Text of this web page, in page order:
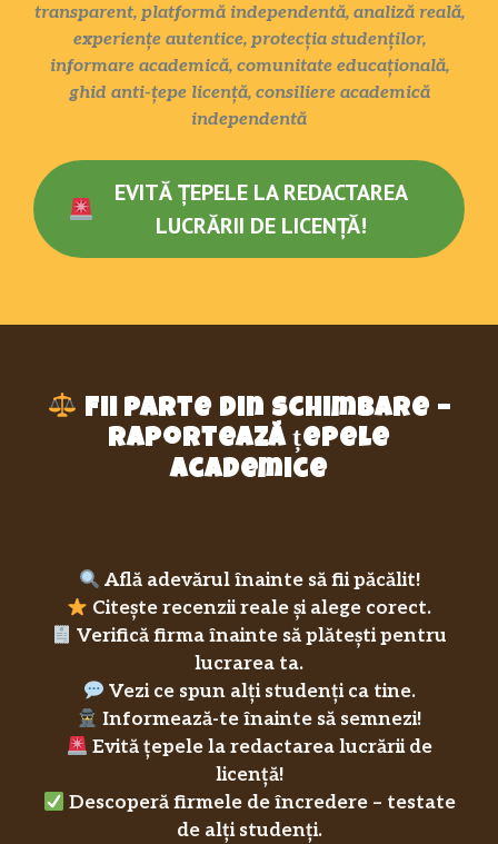
transparent, platformă independentă, analiză reală,
experiențe autentice, protecția studenților,
informare academică, comunitate educațională,
ghid anti-țepe licență, consiliere academică
independentă
EVITĂ ȚEPELE LA REDACTAREA
LUCRĂRII DE LICENȚĂ!
Fii parte din schimbare –
raportează țepele
academice
Află adevărul înainte să fii păcălit!
Citește recenzii reale și alege corect.
Verifică firma înainte să plătești pentru
lucrarea ta.
Vezi ce spun alți studenți ca tine.
Informează-te înainte să semnezi!
Evită țepele la redactarea lucrării de
licență!
Descoperă firmele de încredere – testate
de alți studenți.